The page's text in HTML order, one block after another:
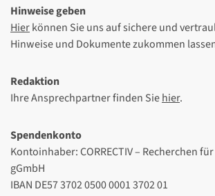
Hinweise geben
Hierkönnen Sie uns auf sichere und
Hinweise und Dokumente zukommen
Redaktion
Ihre Ansprechpartner finden Siehier.
Spendenkonto
Kontoinhaber: CORRECTIV – Recherchen
gGmbH
IBAN DE57 3702 0500 0001 3702 01